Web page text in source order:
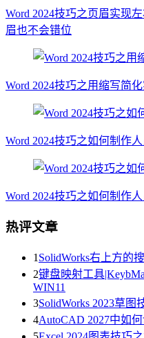
Word 2024技巧之页眉实现
眉也不会错位
Word 2024技巧之用缩写简
Word 2024技巧之如何制作人
Word 2024技巧之如何制作人
热评文章
1 SolidWorks右上方的
2键盘映射工具
WIN11
3SolidWorks 2023草图
4AutoCAD 2027中如